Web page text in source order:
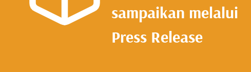
sampaikan melalui
Press Release